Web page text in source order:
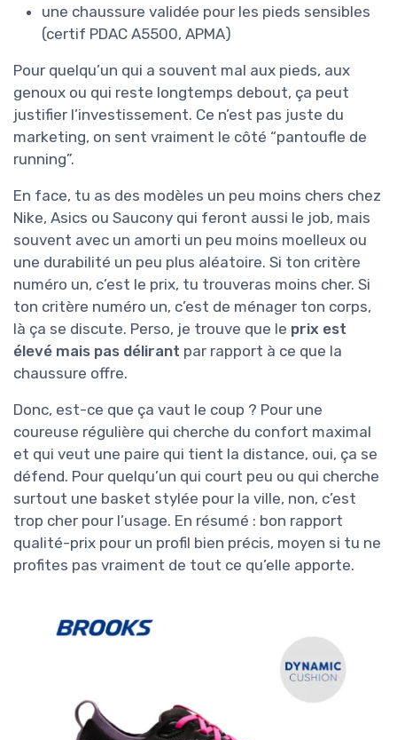
une chaussure validée pour les pieds sensibles
(certif PDAC A5500, APMA)
Pour quelqu’un qui a souvent mal aux pieds, aux
genoux ou qui reste longtemps debout, ça peut
justifier l’investissement. Ce n’est pas juste du
marketing, on sent vraiment le côté “pantoufle de
running”.
En face, tu as des modèles un peu moins chers chez
Nike, Asics ou Saucony qui feront aussi le job, mais
souvent avec un amorti un peu moins moelleux ou
une durabilité un peu plus aléatoire. Si ton critère
numéro un, c’est le prix, tu trouveras moins cher. Si
ton critère numéro un, c’est de ménager ton corps,
là ça se discute. Perso, je trouve que le prix est
élevé mais pas délirant par rapport à ce que la
chaussure offre.
Donc, est-ce que ça vaut le coup ? Pour une
coureuse régulière qui cherche du confort maximal
et qui veut une paire qui tient la distance, oui, ça se
défend. Pour quelqu’un qui court peu ou qui cherche
surtout une basket stylée pour la ville, non, c’est
trop cher pour l’usage. En résumé : bon rapport
qualité-prix pour un profil bien précis, moyen si tu ne
profites pas vraiment de tout ce qu’elle apporte.